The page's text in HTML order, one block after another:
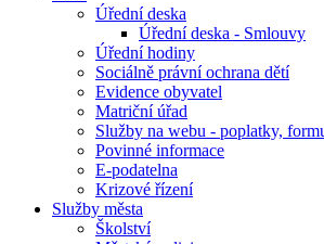
Úřední deska
Úřední deska - Smlouvy
Úřední hodiny
Sociálně právní ochrana dětí
Evidence obyvatel
Matriční úřad
Služby na webu - poplatky,
Povinné informace
E-podatelna
Krizové řízení
Služby města
Školství